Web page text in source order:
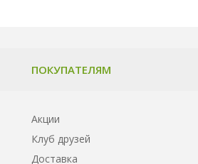
ПОКУПАТЕЛЯМ
Акции
Клуб друзей
Доставка